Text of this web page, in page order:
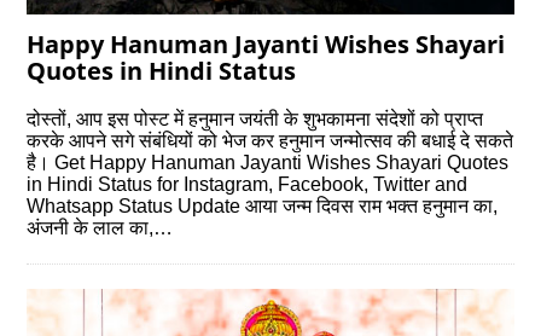
Happy Hanuman Jayanti Wishes Shayari
Quotes in Hindi Status
दोस्‍तों, आप इस पोस्‍ट में हनुमान जयंती के शुभकामना संदेशों को प्राप्‍त
करके आपने सगे संबंधियों को भेज कर हनुमान जन्‍मोत्‍सव की बधाई दे सकते
है। Get Happy Hanuman Jayanti Wishes Shayari Quotes
in Hindi Status for Instagram, Facebook, Twitter and
Whatsapp Status Update आया जन्म दिवस राम भक्त हनुमान का,
अंजनी के लाल का,…